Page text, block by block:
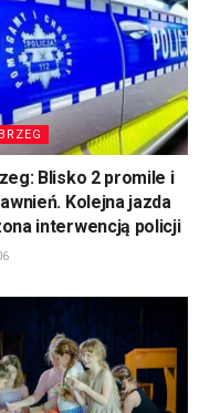
Blisko 2 promile i
Kolejna jazda
interwencją policji